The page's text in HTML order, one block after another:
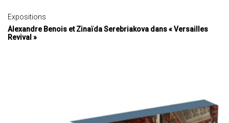
Expositions
Alexandre Benois et Zinaïda Serebriakova dans « Versailles
Revival »